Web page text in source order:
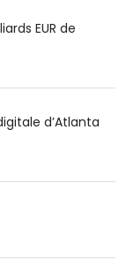
EUR de
d’Atlanta